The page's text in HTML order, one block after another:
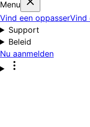
Menu
Vind een oppasserVind
Support
Beleid
Nu aanmelden